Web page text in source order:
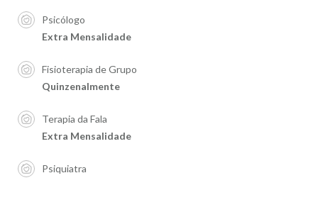
Psicólogo
Extra Mensalidade
Fisioterapia de Grupo
Quinzenalmente
Terapia da Fala
Extra Mensalidade
Psiquiatra